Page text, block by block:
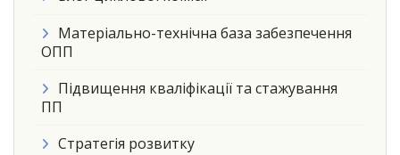
Матеріально-технічна база забезпечення
ОПП
Підвищення кваліфікації та стажування
ПП
Стратегія розвитку